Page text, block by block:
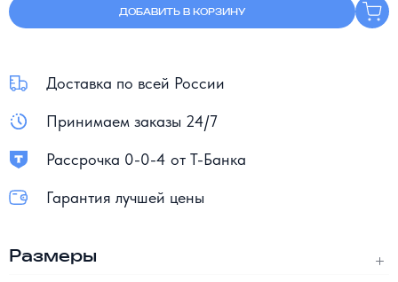
ДОБАВИТЬ В КОРЗИНУ
Доставка по всей России
Принимаем заказы 24/7
Рассрочка 0-0-4 от Т-Банка
Гарантия лучшей цены
Размеры